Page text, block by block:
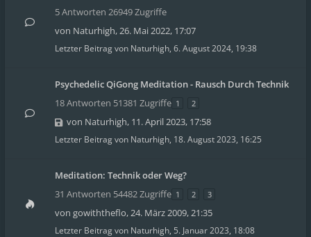
5 Antworten 26949 Zugriffe
von Naturhigh,26. Mai 2022, 17:07
Letzter Beitrag von Naturhigh, 6. August 2024, 19:38
Psychedelic QiGong Meditation - Rausch Durch Technik
18 Antworten 51381 Zugriffe 1 2
von Naturhigh, 11. April 2023, 17:58
Letzter Beitrag von Naturhigh, 18. August 2023, 16:25
Meditation: Technik oder Weg?
31 Antworten 54482 Zugriffe 1 2 3
von gowiththeflo,24. März 2009, 21:35
Letzter Beitrag von Naturhigh, 5. Januar 2023, 18:08